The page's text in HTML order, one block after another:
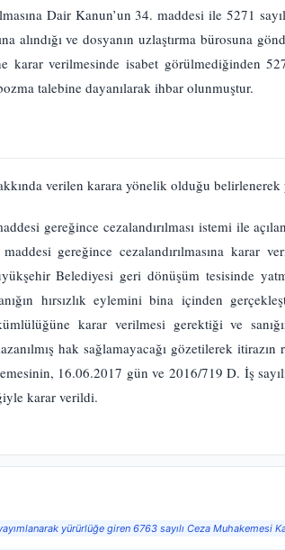
Dair Kanun’un 34. maddesi ile 5271
alındığı ve dosyanın uzlaştırma bürosuna
karar verilmesinde isabet görülmediğinden
talebine dayanılarak ihbar olunmuştur.
verilen karara yönelik olduğu belirlenerek
gereğince cezalandırılması istemi ile
gereğince cezalandırılmasına karar
Belediyesi geri dönüşüm tesisinde
hırsızlık eylemini bina içinden
karar verilmesi gerektiği ve
hak sağlamayacağı gözetilerek
16.06.2017 gün ve 2016/719 D. İş
karar verildi.
yürürlüğe giren 6763 sayılı Ceza Muhakemesi